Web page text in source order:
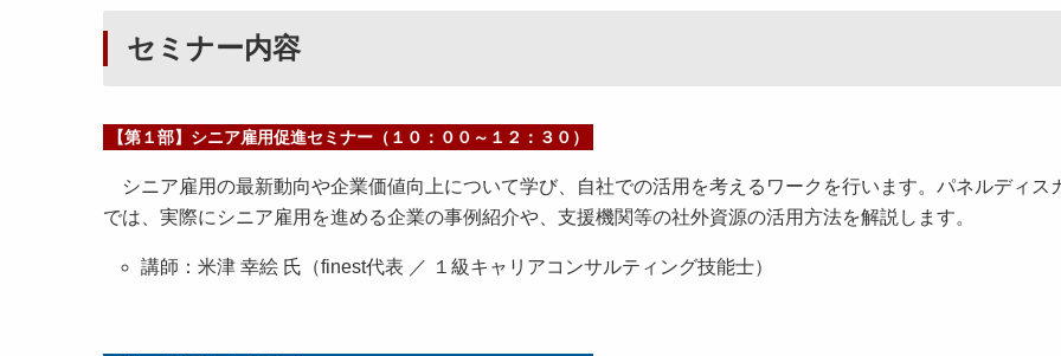
セミナー内容
【第１部】シニア雇用促進セミナー（１０：００～１２：３０）
シニア雇用の最新動向や企業価値向上について学び、自社での活用を考えるワークを行います。パネルディス
では、実際にシニア雇用を進める企業の事例紹介や、支援機関等の社外資源の活用方法を解説します。
講師：米津 幸絵 氏（finest代表 ／ １級キャリアコンサルティング技能士）